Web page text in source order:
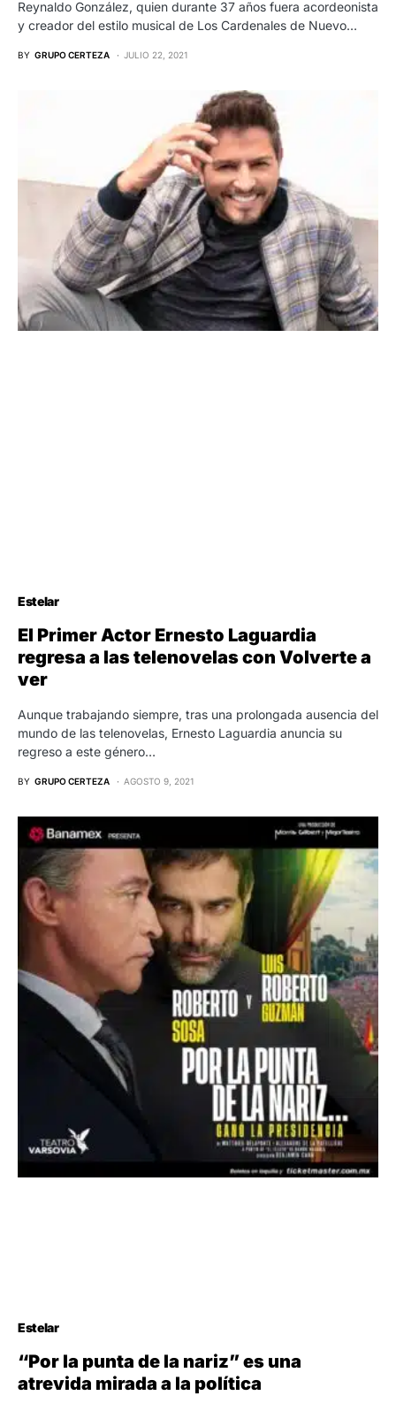
Reynaldo González, quien durante 37 años fuera acordeonista
y creador del estilo musical de Los Cardenales de Nuevo…
BY GRUPO CERTEZA JULIO 22, 2021
Estelar
El Primer Actor Ernesto Laguardia
regresa a las telenovelas con Volverte a
ver
Aunque trabajando siempre, tras una prolongada ausencia del
mundo de las telenovelas, Ernesto Laguardia anuncia su
regreso a este género…
BY GRUPO CERTEZA AGOSTO 9, 2021
Estelar
“Por la punta de la nariz” es una
atrevida mirada a la política